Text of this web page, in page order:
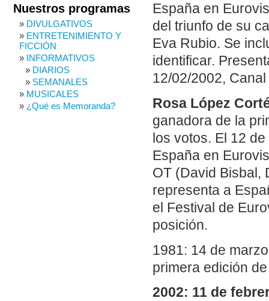
España en
del triunfo de su
Eva Rubio. Se
identificar.
12/02/2002,
Rosa López
ganadora de la
los votos. El 12
España en
OT (David Bisbal,
representa a
el Festival de
posición.
1981: 14 de
primera edición
2002: 11 de
Nuestros programas
DIVULGATIVOS
ENTRETENIMIENTO Y
FICCIÓN
INFORMATIVOS
DIARIOS
SEMANALES
MUSICALES
¿Qué es Memoranda?